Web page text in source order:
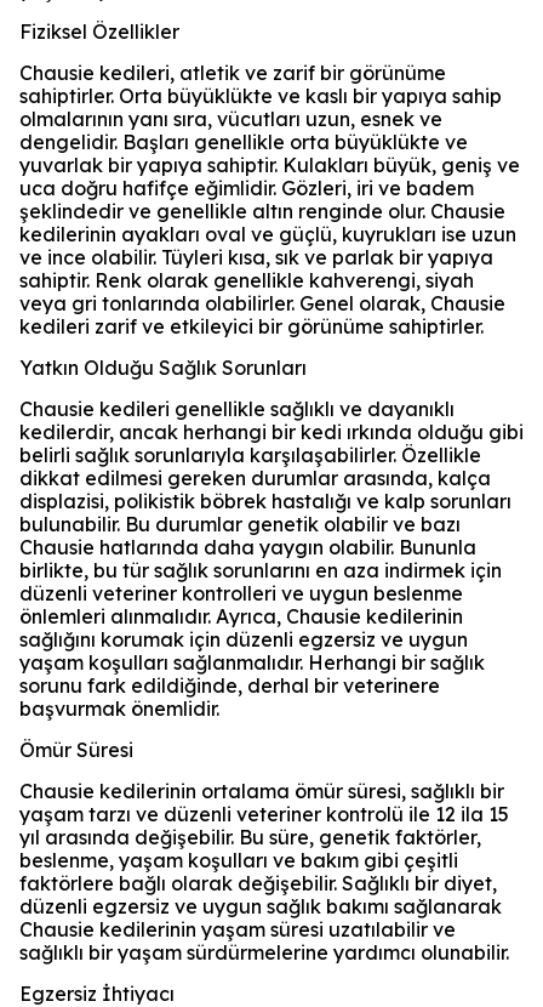
Fiziksel Özellikler
Chausie kedileri, atletik ve zarif bir görünüme
sahiptirler. Orta büyüklükte ve kaslı bir yapıya sahip
olmalarının yanı sıra, vücutları uzun, esnek ve
dengelidir. Başları genellikle orta büyüklükte ve
yuvarlak bir yapıya sahiptir. Kulakları büyük, geniş ve
uca doğru hafifçe eğimlidir. Gözleri, iri ve badem
şeklindedir ve genellikle altın renginde olur. Chausie
kedilerinin ayakları oval ve güçlü, kuyrukları ise uzun
ve ince olabilir. Tüyleri kısa, sık ve parlak bir yapıya
sahiptir. Renk olarak genellikle kahverengi, siyah
veya gri tonlarında olabilirler. Genel olarak, Chausie
kedileri zarif ve etkileyici bir görünüme sahiptirler.
Yatkın Olduğu Sağlık Sorunları
Chausie kedileri genellikle sağlıklı ve dayanıklı
kedilerdir, ancak herhangi bir kedi ırkında olduğu gibi
belirli sağlık sorunlarıyla karşılaşabilirler. Özellikle
dikkat edilmesi gereken durumlar arasında, kalça
displazisi, polikistik böbrek hastalığı ve kalp sorunları
bulunabilir. Bu durumlar genetik olabilir ve bazı
Chausie hatlarında daha yaygın olabilir. Bununla
birlikte, bu tür sağlık sorunlarını en aza indirmek için
düzenli veteriner kontrolleri ve uygun beslenme
önlemleri alınmalıdır. Ayrıca, Chausie kedilerinin
sağlığını korumak için düzenli egzersiz ve uygun
yaşam koşulları sağlanmalıdır. Herhangi bir sağlık
sorunu fark edildiğinde, derhal bir veterinere
başvurmak önemlidir.
Ömür Süresi
Chausie kedilerinin ortalama ömür süresi, sağlıklı bir
yaşam tarzı ve düzenli veteriner kontrolü ile 12 ila 15
yıl arasında değişebilir. Bu süre, genetik faktörler,
beslenme, yaşam koşulları ve bakım gibi çeşitli
faktörlere bağlı olarak değişebilir. Sağlıklı bir diyet,
düzenli egzersiz ve uygun sağlık bakımı sağlanarak
Chausie kedilerinin yaşam süresi uzatılabilir ve
sağlıklı bir yaşam sürdürmelerine yardımcı olunabilir.
Egzersiz İhtiyacı